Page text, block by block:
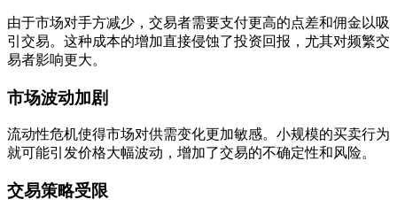
由于市场对手方减少，交易者需要支付更高的点差和佣金以吸
引交易。这种成本的增加直接侵蚀了投资回报，尤其对频繁交
易者影响更大。
市场波动加剧
流动性危机使得市场对供需变化更加敏感。小规模的买卖行为
就可能引发价格大幅波动，增加了交易的不确定性和风险。
交易策略受限